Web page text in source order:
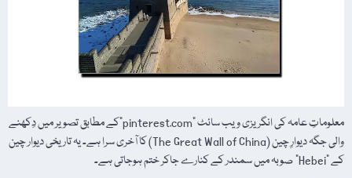
معلوماتِ عامہ کی انگریزی ویب سائٹ "pinterest.com”کے مطابق تصویر میں دِکھنے
والی جگہ دیوارِ چین (The Great Wall of China) کا آخری سرا ہے۔ یہ تاریخی دیوار چین
کے "Hebei” صوبہ میں سمندر کے کنارے جاکر ختم ہوجاتی ہے۔